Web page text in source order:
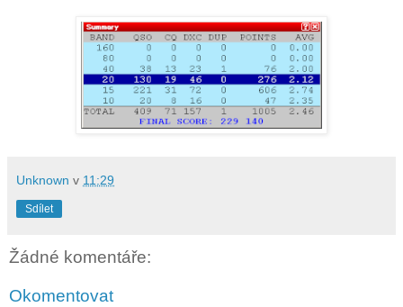
Unknown v 11:29
Sdílet
Žádné komentáře:
Okomentovat